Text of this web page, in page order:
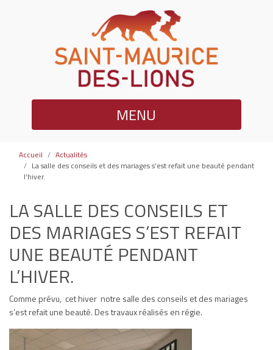
MENU
Accueil
Actualités
La salle des conseils et des mariages s’est refait une beauté pendant
l’hiver.
LA SALLE DES CONSEILS ET
DES MARIAGES S’EST REFAIT
UNE BEAUTÉ PENDANT
L’HIVER.
Comme prévu, cet hiver notre salle des conseils et des mariages
s’est refait une beauté. Des travaux réalisés en régie.